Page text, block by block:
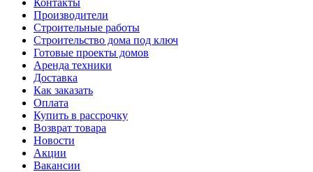
Контакты
Производители
Строительные работы
Строительство дома под ключ
Готовые проекты домов
Аренда техники
Доставка
Как заказать
Оплата
Купить в рассрочку
Возврат товара
Новости
Акции
Вакансии